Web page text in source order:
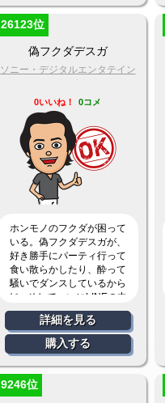
26123位
偽フクダデスガ
ソニー・デジタルエンタテイン
メント
0いいね！ 0コメ
ホンモノのフクダが困って
いる。偽フクダデスガが、
好き勝手にパーティ行って
食い散らかしたり、酔って
騒いでダンスしているから
だ。そしてついにLINEの中
にまで現れた！‬
詳細を見る
購入する
9246位